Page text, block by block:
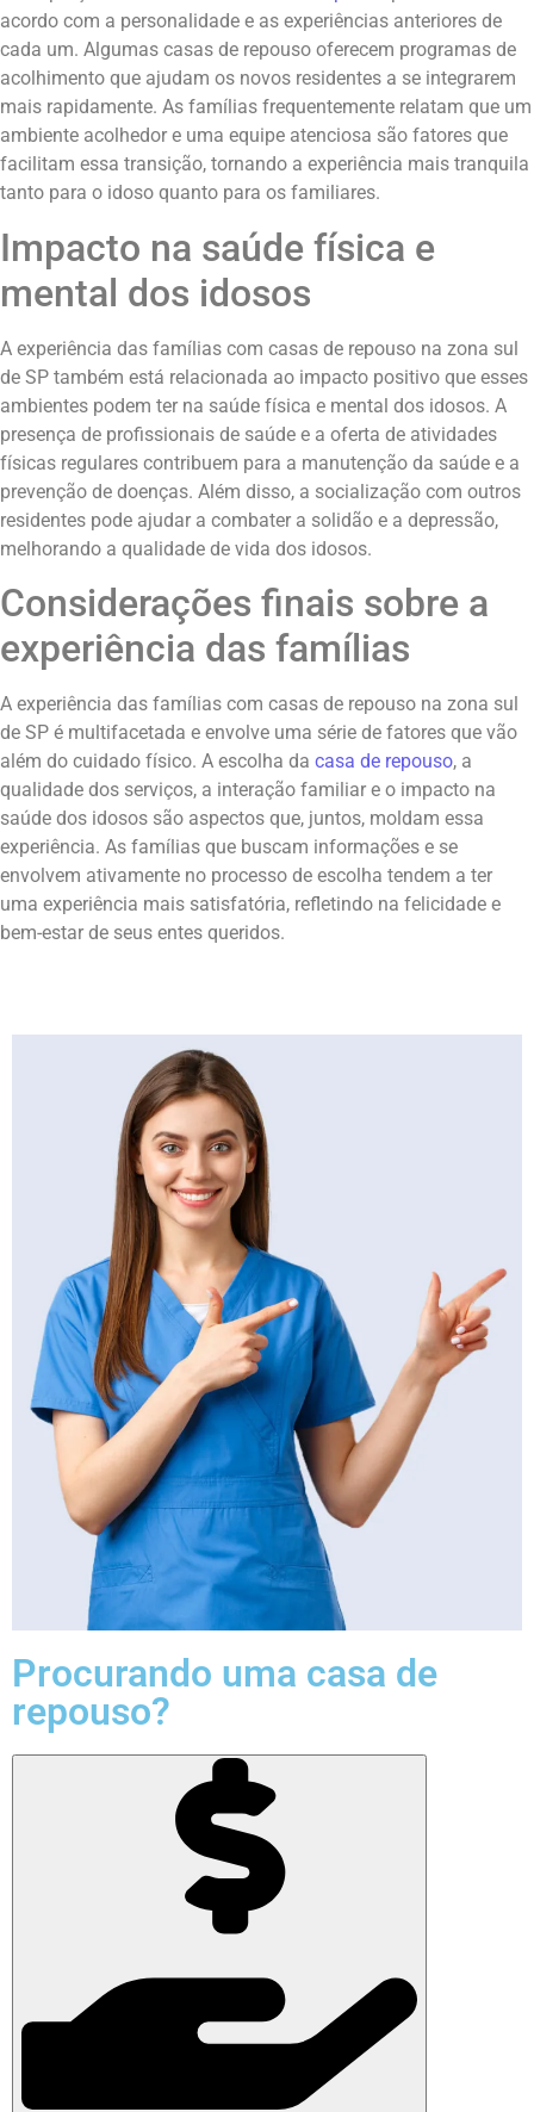
acordo com a personalidade e as experiências anteriores de
cada um. Algumas casas de repouso oferecem programas de
acolhimento que ajudam os novos residentes a se integrarem
mais rapidamente. As famílias frequentemente relatam que um
ambiente acolhedor e uma equipe atenciosa são fatores que
facilitam essa transição, tornando a experiência mais tranquila
tanto para o idoso quanto para os familiares.
Impacto na saúde física e
mental dos idosos
A experiência das famílias com casas de repouso na zona sul
de SP também está relacionada ao impacto positivo que esses
ambientes podem ter na saúde física e mental dos idosos. A
presença de profissionais de saúde e a oferta de atividades
físicas regulares contribuem para a manutenção da saúde e a
prevenção de doenças. Além disso, a socialização com outros
residentes pode ajudar a combater a solidão e a depressão,
melhorando a qualidade de vida dos idosos.
Considerações finais sobre a
experiência das famílias
A experiência das famílias com casas de repouso na zona sul
de SP é multifacetada e envolve uma série de fatores que vão
além do cuidado físico. A escolha da casa de repouso, a
qualidade dos serviços, a interação familiar e o impacto na
saúde dos idosos são aspectos que, juntos, moldam essa
experiência. As famílias que buscam informações e se
envolvem ativamente no processo de escolha tendem a ter
uma experiência mais satisfatória, refletindo na felicidade e
bem-estar de seus entes queridos.
Procurando uma casa de
repouso?